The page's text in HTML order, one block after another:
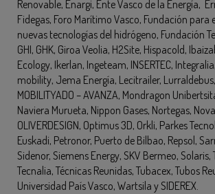
Renovable, Enargi, Ente Vasco de la Energía,
Fidegas, Foro Marítimo Vasco, Fundación para
nuevas tecnologías del hidrógeno, Fundación
GHI, GHK, Giroa Veolia, H2Site, Hispacold,
Ecology, Ikerlan, Ingeteam, INSERTEC,
mobility, Jema Energía, Lecitrailer,
MOBILITYADO – AVANZA, Mondragon
Naviera Murueta, Nippon Gases, Nortegas,
OLIVERDESIGN, Optimus 3D, Orkli, Parkes
Euskadi, Petronor, Puerto de Bilbao, Repsol,
Sidenor, Siemens Energy, SKV Bermeo, Solaris,
Tecnalia, Técnicas Reunidas, Tubacex, Tubos
Universidad País Vasco, Wartsila y SIDEREX.